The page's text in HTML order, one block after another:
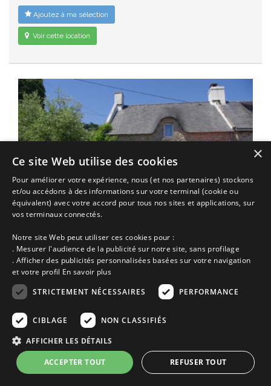
Ajoutez à ma sélection
Voir cette location
Maison vacances Ile aux Moines | 4
ancienne maison de pêcheur, en pierres, avec vue sur le golfe, à
1oom de la plage du gored, chemin piétonnier…
Annonce n° 5242 | Location Maison
Bretagne
Ajoutez à ma sélection
Voir cette location
×
Ce site Web utilise des cookies
Pour améliorer votre expérience, nous (et nos partenaires) stockons
et/ou accédons à des informations sur votre terminal (cookie ou
équivalent) avec votre accord pour tous nos sites et applications, sur
vos terminaux connectés.
Notre site Web peut utiliser ces cookies pour :
. Mesurer l'audience de la publicité sur notre site, sans profilage
. Afficher des publicités personnalisées basées sur votre navigation
et votre profil En savoir plus
STRICTEMENT NÉCESSAIRES
PERFORMANCE
CIBLAGE NON CLASSIFIÉS
AFFICHER LES DÉTAILS
ACCEPTER TOUT REFUSER TOUT